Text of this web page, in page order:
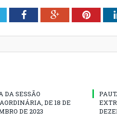
FacebookGoogle+
DA SESSÃO
DE 18 DE
DE 2023